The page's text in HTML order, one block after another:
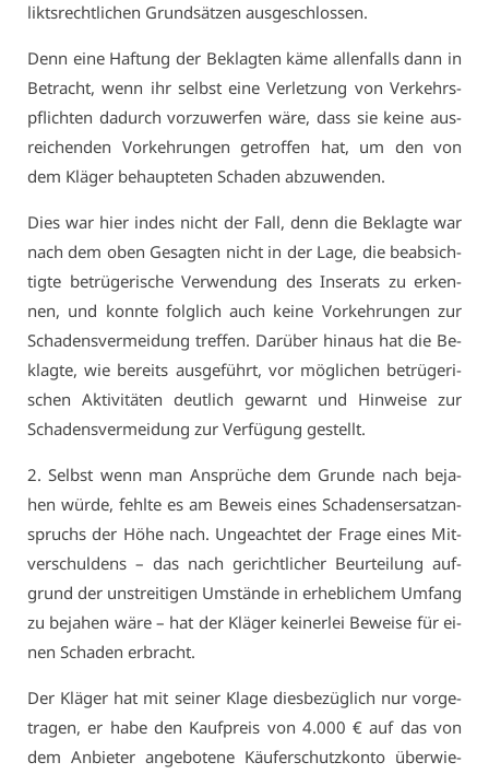
liktsrecht­li­chen Grund­sät­zen aus­ge­schlos­sen.
Denn ei­ne Haf­tung der Be­klag­ten kä­me al­len­falls dann in
Be­tracht, wenn ihr selbst ei­ne Ver­let­zung von Ver­kehrs­
pflich­ten da­durch vor­zu­wer­fen wä­re, dass sie kei­ne aus­
rei­chen­den Vor­keh­run­gen ge­trof­fen hat, um den von
dem Klä­ger be­haup­te­ten Scha­den ab­zu­wen­den.
Dies war hier in­des nicht der Fall, denn die Be­klag­te war
nach dem oben Ge­sag­ten nicht in der La­ge, die be­ab­sich­
tig­te be­trü­ge­ri­sche Ver­wen­dung des In­se­rats zu er­ken­
nen, und konn­te folg­lich auch kei­ne Vor­keh­run­gen zur
Scha­dens­ver­mei­dung tref­fen. Dar­über hin­aus hat die Be­
klag­te, wie be­reits aus­ge­führt, vor mög­li­chen be­trü­ge­ri­
schen Ak­ti­vi­tä­ten deut­lich ge­warnt und Hin­wei­se zur
Scha­dens­ver­mei­dung zur Ver­fü­gung ge­stellt.
2. Selbst wenn man An­sprü­che dem Grun­de nach be­ja­
hen wür­de, fehl­te es am Be­weis ei­nes Scha­dens­er­satz­an­
spruchs der Hö­he nach. Un­ge­ach­tet der Fra­ge ei­nes Mit­
ver­schul­dens – das nach ge­richt­li­cher Be­ur­tei­lung auf­
grund der un­strei­ti­gen Um­stän­de in er­heb­li­chem Um­fang
zu be­ja­hen wä­re – hat der Klä­ger kei­ner­lei Be­wei­se für ei­
nen Scha­den er­bracht.
Der Klä­ger hat mit sei­ner Kla­ge dies­be­züg­lich nur vor­ge­
tra­gen, er ha­be den Kauf­preis von 4.000 € auf das von
dem An­bie­ter an­ge­bo­te­ne Käu­fer­schutz­kon­to über­wie­